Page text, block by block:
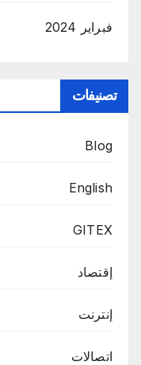
فبراير 2024
تصنيفات
Blog
English
GITEX
إقتصاد
إنترنت
اتصالات